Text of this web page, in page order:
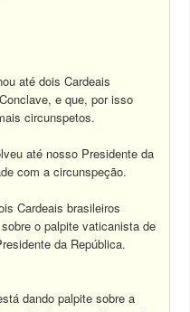
até dois Cardeais
e que, por isso
circunspetos.
até nosso Presidente da
com a circunspeção.
Cardeais brasileiros
o palpite vaticanista de
da República.
dando palpite sobre a